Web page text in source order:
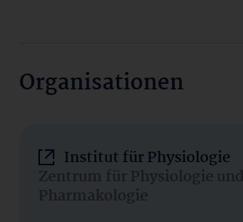
Organisationen
Institut für Physiologie
Zentrum für Physiologie und
Pharmakologie